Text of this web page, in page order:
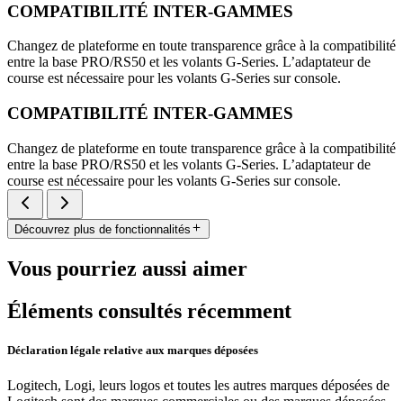
COMPATIBILITÉ INTER-GAMMES
Changez de plateforme en toute transparence grâce à la compatibilité
entre la base PRO/RS50 et les volants G-Series. L’adaptateur de
course est nécessaire pour les volants G-Series sur console.
COMPATIBILITÉ INTER-GAMMES
Changez de plateforme en toute transparence grâce à la compatibilité
entre la base PRO/RS50 et les volants G-Series. L’adaptateur de
course est nécessaire pour les volants G-Series sur console.
Découvrez plus de fonctionnalités
Vous pourriez aussi aimer
Éléments consultés récemment
Déclaration légale relative aux marques déposées
Logitech, Logi, leurs logos et toutes les autres marques déposées de